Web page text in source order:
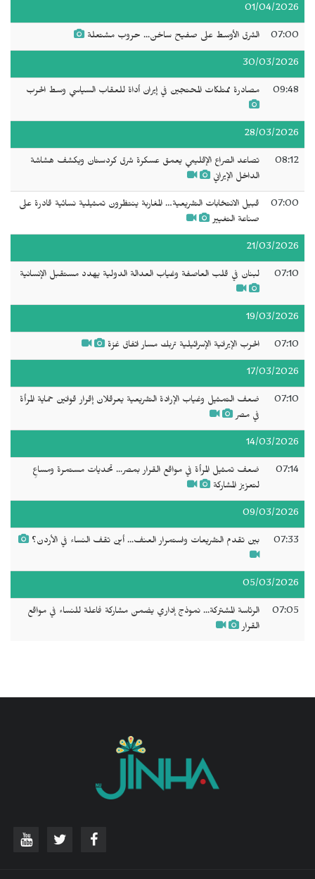
01/04/2026
07:00 الشرق الأوسط على صفيح ساخن... حروب مشتعلة
30/03/2026
09:48 مصادرة ممتلكات المحتجين في إيران أداة للعقاب السياسي وسط الحرب
28/03/2026
08:12
تصاعد الصراع الإقليمي يعمق عسكرة شرق كردستان ويكشف هشاشة
الداخل الإيراني
07:00
قبيل الانتخابات التشريعية… المغاربة ينتظرون تمثيلية نسائية قادرة على
صناعة التغيير
21/03/2026
07:10 لبنان في قلب العاصفة وغياب العدالة الدولية يهدد مستقبل الإنسانية
19/03/2026
07:10 الحرب الإيرانية الإسرائيلية تربك مسار اتفاق غزة
17/03/2026
07:10
ضعف التمثيل وغياب الإرادة التشريعية يعرقلان إقرار قوانين حماية المرأة
في مصر
14/03/2026
07:14
ضعف تمثيل المرأة في مواقع القرار بمصر... تحديات مستمرة ومساعٍ
لتعزيز المشاركة
09/03/2026
07:33 بين تقدم التشريعات واستمرار العنف... أين تقف النساء في الأردن؟
05/03/2026
07:05
الرئاسة المشتركة... نموذج إداري يضمن مشاركة فاعلة للنساء في مواقع
القرار